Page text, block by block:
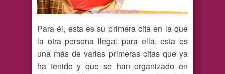
Para él, esta es su primera cita en la que
la otra persona llega; para ella, esta es
una más de varias primeras citas que ya
ha tenido y que se han organizado en